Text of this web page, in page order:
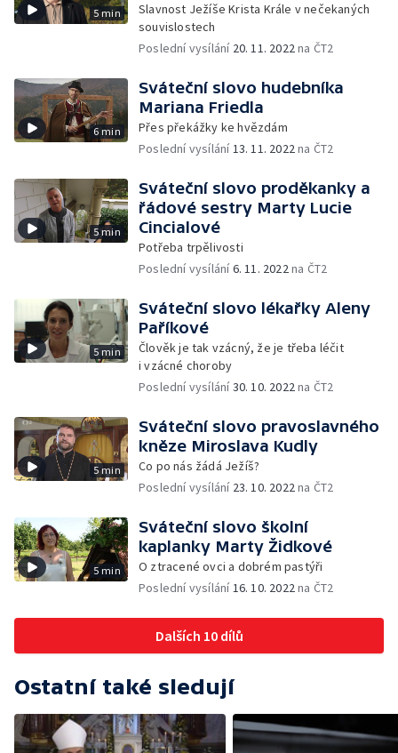
5 min
Slavnost Ježíše Krista Krále v nečekaných
souvislostech
Poslední vysílání 20. 11. 2022na ČT2
6 min
Sváteční slovo hudebníka
Mariana Friedla
Přes překážky ke hvězdám
Poslední vysílání13. 11. 2022na ČT2
5 min
Sváteční slovo proděkanky a
řádové sestry Marty Lucie
Cincialové
Potřeba trpělivosti
Poslední vysílání6. 11. 2022na ČT2
5 min
Sváteční slovo lékařky Aleny
Paříkové
Člověk je tak vzácný, že je třeba léčit
i vzácné choroby
Poslední vysílání30. 10. 2022na ČT2
5 min
Sváteční slovo pravoslavného
kněze Miroslava Kudly
Co po nás žádá Ježíš?
Poslední vysílání 23. 10. 2022na ČT2
5 min
Sváteční slovo školní
kaplanky Marty Židkové
O ztracené ovci a dobrém pastýři
Poslední vysílání16. 10. 2022na ČT2
Dalších 10 dílů
Ostatní také sledují